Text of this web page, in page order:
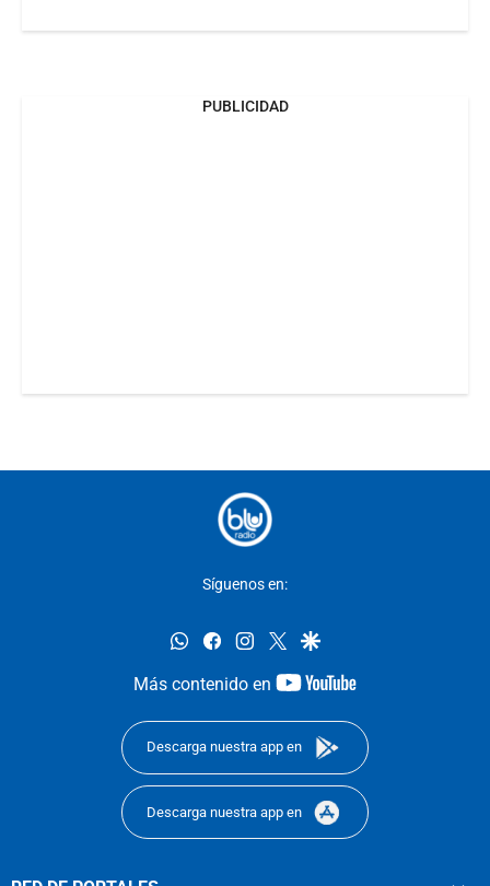
PUBLICIDAD
Síguenos en:
whatsappfacebookinstagram
twittergoogle
Más contenido en
youtube-
Descarga nuestra app en
Descarga nuestra app en